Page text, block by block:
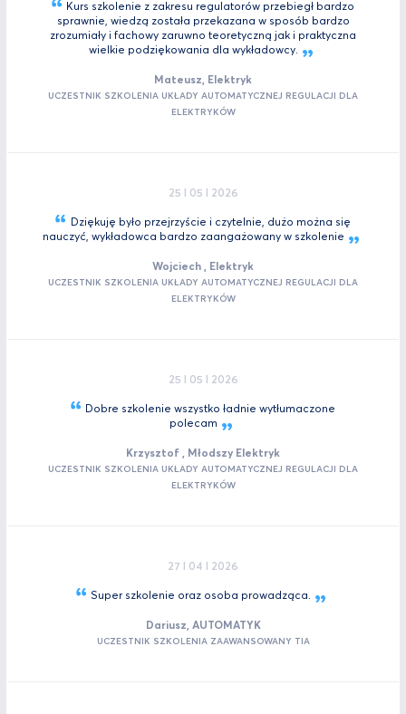
Kurs szkolenie z zakresu regulatorów przebiegł bardzo
sprawnie, wiedzą została przekazana w sposób bardzo
zrozumiały i fachowy zaruwno teoretyczną jak i praktyczna
wielkie podziękowania dla wykładowcy.
Mateusz, Elektryk
UCZESTNIK SZKOLENIA UKŁADY AUTOMATYCZNEJ REGULACJI DLA
ELEKTRYKÓW
25 I 05 I 2026
Dziękuję było przejrzyście i czytelnie, dużo można się
nauczyć, wykładowca bardzo zaangażowany w szkolenie
Wojciech , Elektryk
UCZESTNIK SZKOLENIA UKŁADY AUTOMATYCZNEJ REGULACJI DLA
ELEKTRYKÓW
25 I 05 I 2026
Dobre szkolenie wszystko ładnie wytłumaczone
polecam
Krzysztof , Młodszy Elektryk
UCZESTNIK SZKOLENIA UKŁADY AUTOMATYCZNEJ REGULACJI DLA
ELEKTRYKÓW
27 I 04 I 2026
Super szkolenie oraz osoba prowadząca.
Dariusz, AUTOMATYK
UCZESTNIK SZKOLENIA ZAAWANSOWANY TIA